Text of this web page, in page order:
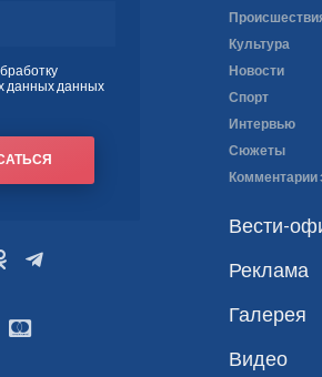
Культура
Новости
Спорт
Интервью
Сюжеты
Комментарии
Вести-
Реклама
Галерея
Видео
данных данных